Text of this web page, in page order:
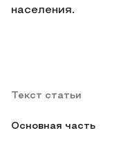
населения.
Текст статьи
Основная часть